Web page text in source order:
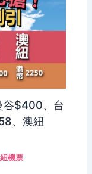
谷$400、台
、澳紐
機票